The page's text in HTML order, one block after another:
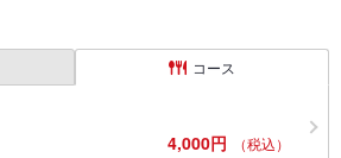
コース
4,000円 （税込）